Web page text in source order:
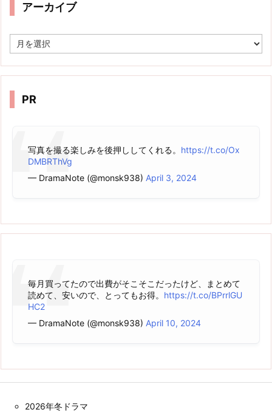
アーカイブ
ー
イ
PR
写真を撮る楽しみを後押ししてくれる。 https://t.co/Ox
DMBRThVg
— DramaNote (@monsk938) April 3, 2024
毎月買ってたので出費がそこそこだったけど、まとめて
読めて、安いので、とってもお得。 https://t.co/BPrrlGU
HC2
— DramaNote (@monsk938) April 10, 2024
2026年冬ドラマ